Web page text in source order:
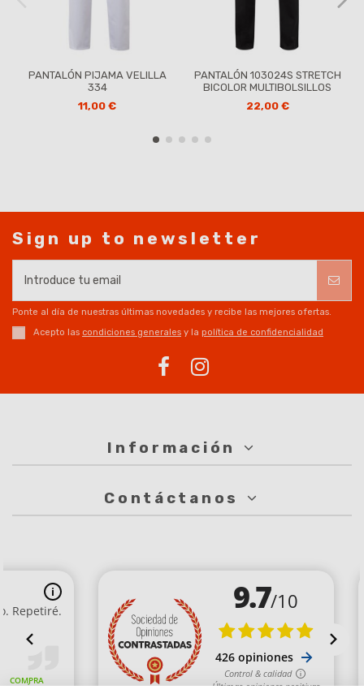
PANTALÓN PIJAMA VELILLA
334
11,00 €
PANTALÓN 103024S STRETCH
BICOLOR MULTIBOLSILLOS
22,00 €
Sign up to newsletter
Ponte al día de nuestras últimas novedades y recibe las mejores ofertas.
Acepto las condiciones generales y la política de confidencialidad
Información
Contáctanos